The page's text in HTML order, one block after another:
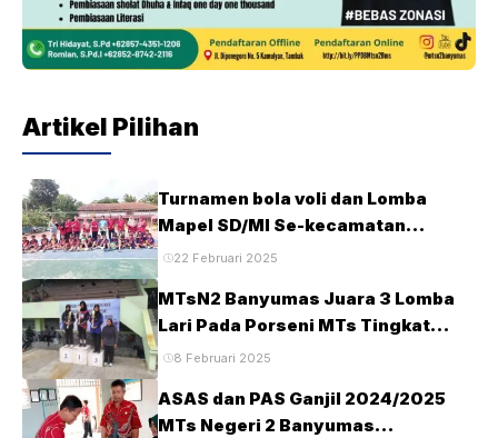
Artikel Pilihan
Turnamen bola voli dan Lomba
Mapel SD/MI Se-kecamatan
Tambak pada HUT Ke-28 MTsN2
22 Februari 2025
MTsN2 Banyumas Juara 3 Lomba
Lari Pada Porseni MTs Tingkat
Kabupaten Banyumas Tahun 2025
8 Februari 2025
ASAS dan PAS Ganjil 2024/2025
MTs Negeri 2 Banyumas